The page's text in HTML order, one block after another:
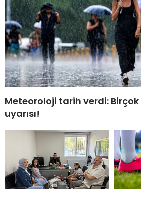
Meteoroloji tarih verdi:
uyarısı!